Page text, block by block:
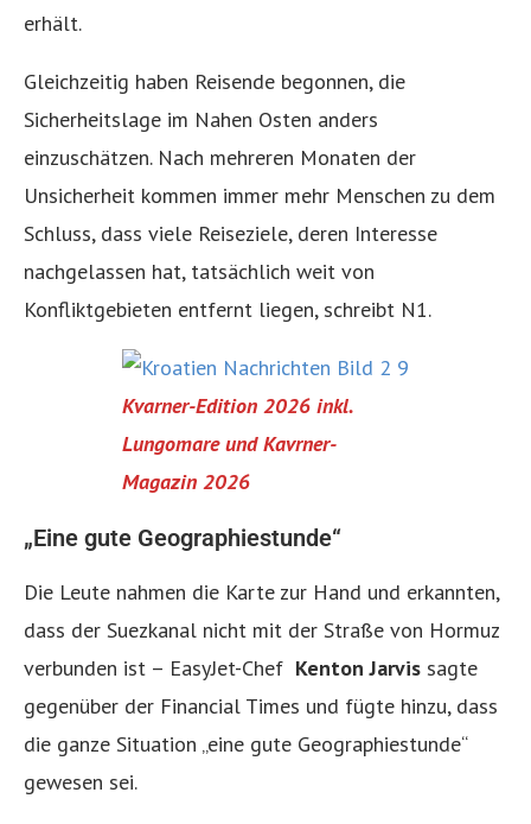
erhält.
Gleichzeitig haben Reisende begonnen, die
Sicherheitslage im Nahen Osten anders
einzuschätzen. Nach mehreren Monaten der
Unsicherheit kommen immer mehr Menschen zu dem
Schluss, dass viele Reiseziele, deren Interesse
nachgelassen hat, tatsächlich weit von
Konfliktgebieten entfernt liegen, schreibt N1.
Kvarner-Edition 2026 inkl.
Lungomare und Kavrner-
Magazin 2026
„Eine gute Geographiestunde“
Die Leute nahmen die Karte zur Hand und erkannten,
dass der Suezkanal nicht mit der Straße von Hormuz
verbunden ist – EasyJet-Chef Kenton Jarvis sagte
gegenüber der Financial Times und fügte hinzu, dass
die ganze Situation „eine gute Geographiestunde“
gewesen sei.